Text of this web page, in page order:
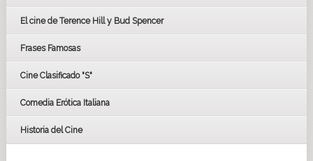
BAFTA
El cine de Terence Hill y Bud Spencer
Frases Famosas
Cine Clasificado "S"
Comedia Erótica Italiana
Historia del Cine